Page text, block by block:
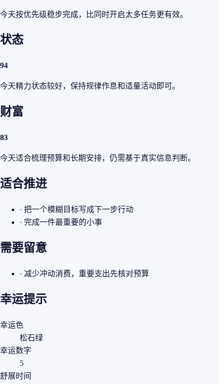
今天按优先级稳步完成，比同时开启太多任务更有效。
状态
94
今天精力状态较好，保持规律作息和适量活动即可。
财富
83
今天适合梳理预算和长期安排，仍需基于真实信息判断。
适合推进
· 把一个模糊目标写成下一步行动
· 完成一件最重要的小事
需要留意
· 减少冲动消费，重要支出先核对预算
幸运提示
幸运色
松石绿
幸运数字
5
舒展时间